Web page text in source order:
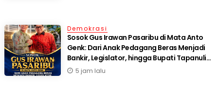
Demokrasi
Sosok Gus Irawan Pasaribu di Mata Anto
Genk: Dari Anak Pedagang Beras Menjadi
Bankir, Legislator, hingga Bupati Tapanuli
Selatan
5 jam lalu